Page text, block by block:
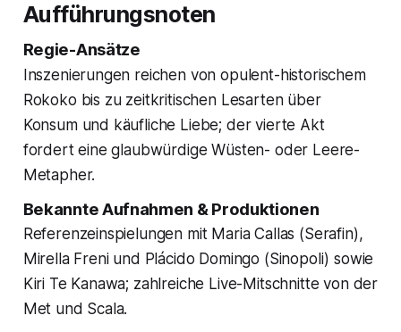
Aufführungsnoten
Regie-Ansätze
Inszenierungen reichen von opulent-historischem
Rokoko bis zu zeitkritischen Lesarten über
Konsum und käufliche Liebe; der vierte Akt
fordert eine glaubwürdige Wüsten- oder Leere-
Metapher.
Bekannte Aufnahmen & Produktionen
Referenzeinspielungen mit Maria Callas (Serafin),
Mirella Freni und Plácido Domingo (Sinopoli) sowie
Kiri Te Kanawa; zahlreiche Live-Mitschnitte von der
Met und Scala.